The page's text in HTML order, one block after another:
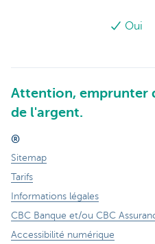
Oui
Attention, emprunter
de l'argent.
®
Sitemap
Tarifs
Informations légales
CBC Banque et/ou CBC
Accessibilité numérique